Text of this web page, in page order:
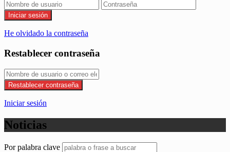
Iniciar sesión
He olvidado la contraseña
Restablecer contraseña
Restablecer contraseña
Iniciar sesión
Noticias
Por palabra clave